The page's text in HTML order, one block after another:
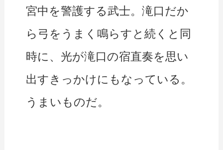
宮中を警護する武士。滝口だか
ら弓をうまく鳴らすと続くと同
時に、光が滝口の宿直奏を思い
出すきっかけにもなっている。
うまいものだ。